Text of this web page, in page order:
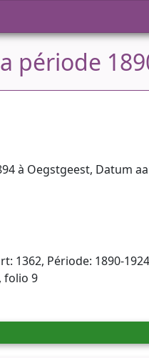
période
à Oegstgeest, Datum
1362, Période: 1890-
folio 9